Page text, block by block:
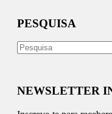
PESQUISA
NEWSLETTER